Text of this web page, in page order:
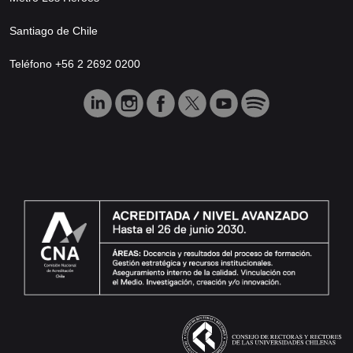
Santiago de Chile
Teléfono +56 2 2692 0200